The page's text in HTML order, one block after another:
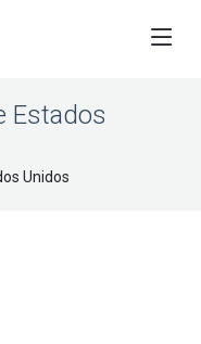
Estados
Unidos